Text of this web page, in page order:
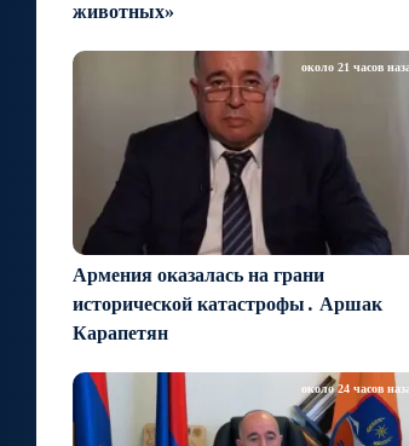
животных»
Армения оказалась на грани
исторической катастрофы․ Аршак
Карапетян
около 21 часов
около 24 часов